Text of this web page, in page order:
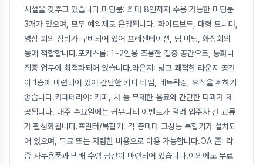
시설을 갖추고 있습니다.미팅룸: 최대 8인까지 수용 가능한 미팅룸
3개가 있으며, 모두 예약제로 운영됩니다. 화이트보드, 대형 모니터,
영상 회의 장비가 구비되어 있어 프레젠테이션, 팀 미팅, 화상회의
등에 적합합니다.포커스룸: 1~2인용 조용한 집중 공간으로, 통화나
집중 업무에 최적화되어 있습니다.라운지: 넓고 쾌적한 라운지 공간
이 1층에 마련되어 있어 간단한 커피 타임, 네트워킹, 휴식을 취하기
좋습니다.카페테리아: 커피, 차 등 무제한 음료와 간단한 다과가 제
공됩니다. 매주 수요일에는 커뮤니티 이벤트가 열려 입주자 간 교류
가 활성화됩니다.프린터/복합기: 각 층마다 고성능 복합기가 설치되
어 있으며, 무료 또는 저렴한 비용으로 이용 가능합니다.OA 존: 각
종 사무용품과 택배 수령 공간이 마련되어 있습니다.이외에도 무료